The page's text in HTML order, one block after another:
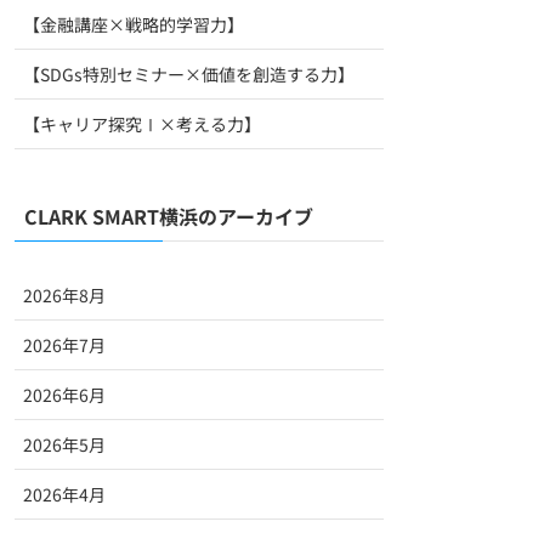
【金融講座×戦略的学習力】
【SDGs特別セミナー×価値を創造する力】
【キャリア探究Ⅰ×考える力】
CLARK SMART横浜のアーカイブ
2026年8月
2026年7月
2026年6月
2026年5月
2026年4月